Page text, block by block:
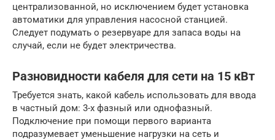
централизованной, но исключением будет установка
автоматики для управления насосной станцией.
Следует подумать о резервуаре для запаса воды на
случай, если не будет электричества.
Разновидности кабеля для сети на 15 кВт
Требуется знать, какой кабель использовать для ввода
в частный дом: 3-х фазный или однофазный.
Подключение при помощи первого варианта
подразумевает уменьшение нагрузки на сеть и